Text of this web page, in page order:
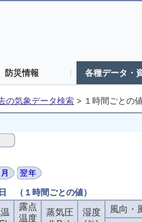
防災情報 各種データ・
の気象データ検索 > １時間ごとの
（１時間ごとの値）
露点
温度
蒸気圧
湿度
風向・